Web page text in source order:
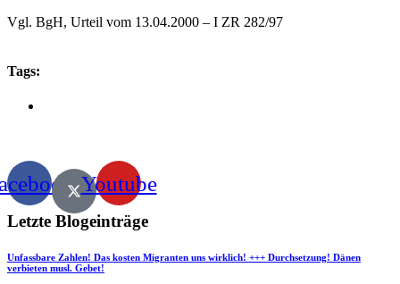
Vgl. BgH, Urteil vom 13.04.2000 – I ZR 282/97
Tags:
Youtube
Letzte Blogeinträge
Unfassbare Zahlen! Das kosten Migranten uns wirklich! +++ Durchsetzung! Dänen
verbieten musl. Gebet!